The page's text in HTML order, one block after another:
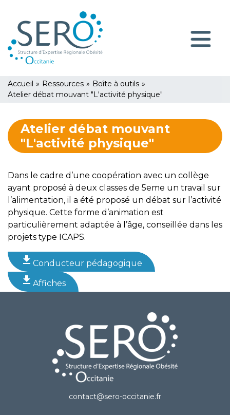
contenu
principal
principale
You
are
Accueil » Ressources » Boîte à outils »
Atelier débat mouvant "L'activité physique"
Atelier débat mouvant
"L'activité physique"
Dans le cadre d’une coopération avec un collège
ayant proposé à deux classes de 5eme un travail sur
l’alimentation, il a été proposé un débat sur l’activité
physique. Cette forme d’animation est
particulièrement adaptée à l’âge, conseillée dans les
projets type ICAPS.
file_download Conducteur pédagogique
file_download Affiches
contact@sero-occitanie.fr